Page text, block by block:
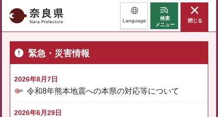
奈良県 Language
検索
メニュー
閉じる
緊急・災害情報
2026年8月7日
令和8年熊本地震への本県の対応等について
2026年6月29日